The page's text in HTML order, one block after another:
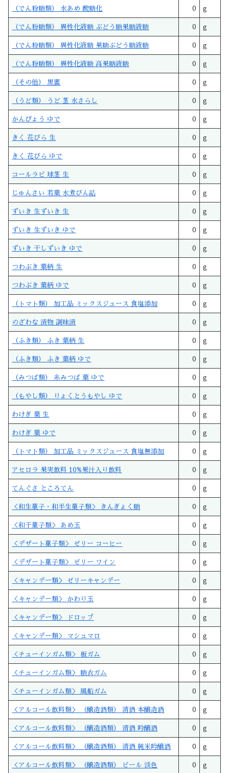
（でん粉糖類） 水あめ 酸糖化 0 g
（でん粉糖類） 異性化液糖 ぶどう糖果糖液糖 0 g
（でん粉糖類） 異性化液糖 果糖ぶどう糖液糖 0 g
（でん粉糖類） 異性化液糖 高果糖液糖 0 g
（その他） 黒蜜 0 g
（うど類） うど 茎 水さらし 0 g
かんぴょう ゆで 0 g
きく 花びら 生 0 g
きく 花びら ゆで 0 g
コールラビ 球茎 生 0 g
じゅんさい 若葉 水煮びん詰 0 g
ずいき 生ずいき 生 0 g
ずいき 生ずいき ゆで 0 g
ずいき 干しずいき ゆで 0 g
つわぶき 葉柄 生 0 g
つわぶき 葉柄 ゆで 0 g
（トマト類） 加工品 ミックスジュース 食塩添加 0 g
のざわな 漬物 調味漬 0 g
（ふき類） ふき 葉柄 生 0 g
（ふき類） ふき 葉柄 ゆで 0 g
（みつば類） 糸みつば 葉 ゆで 0 g
（もやし類） りょくとうもやし ゆで 0 g
わけぎ 葉 生 0 g
わけぎ 葉 ゆで 0 g
（トマト類） 加工品 ミックスジュース 食塩無添加 0 g
アセロラ 果実飲料 10%果汁入り飲料 0 g
てんぐさ ところてん 0 g
＜和生菓子・和半生菓子類＞ きんぎょく糖 0 g
＜和干菓子類＞ あめ玉 0 g
＜デザート菓子類＞ ゼリー コーヒー 0 g
＜デザート菓子類＞ ゼリー ワイン 0 g
＜キャンデー類＞ ゼリーキャンデー 0 g
＜キャンデー類＞ かわり玉 0 g
＜キャンデー類＞ ドロップ 0 g
＜キャンデー類＞ マシュマロ 0 g
＜チューインガム類＞ 板ガム 0 g
＜チューインガム類＞ 糖衣ガム 0 g
＜チューインガム類＞ 風船ガム 0 g
＜アルコール飲料類＞ （醸造酒類） 清酒 本醸造酒 0 g
＜アルコール飲料類＞ （醸造酒類） 清酒 吟醸酒 0 g
＜アルコール飲料類＞ （醸造酒類） 清酒 純米吟醸酒 0 g
＜アルコール飲料類＞ （醸造酒類） ビール 淡色 0 g